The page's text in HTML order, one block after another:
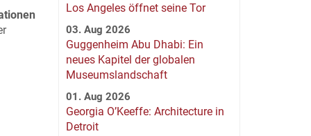
Los Angeles öffnet seine Tor
03. Aug 2026
Guggenheim Abu Dhabi: Ein
neues Kapitel der globalen
Museumslandschaft
01. Aug 2026
Georgia O’Keeffe: Architecture in
Detroit